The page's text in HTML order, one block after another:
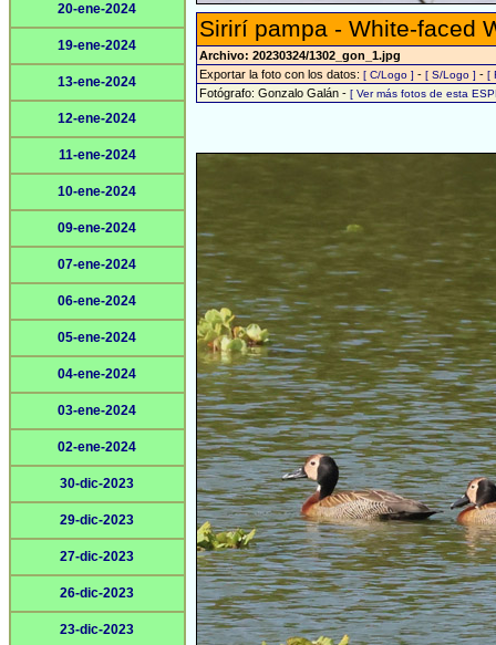
20-ene-2024
19-ene-2024
13-ene-2024
12-ene-2024
11-ene-2024
10-ene-2024
09-ene-2024
07-ene-2024
06-ene-2024
05-ene-2024
04-ene-2024
03-ene-2024
02-ene-2024
30-dic-2023
29-dic-2023
27-dic-2023
26-dic-2023
23-dic-2023
Sirirí pampa - White-faced
Archivo: 20230324/1302_gon_1.jpg
Exportar la foto con los datos: [ C/Logo ] - [ S/Logo ] - [
Fotógrafo: Gonzalo Galán - [ Ver más fotos de esta